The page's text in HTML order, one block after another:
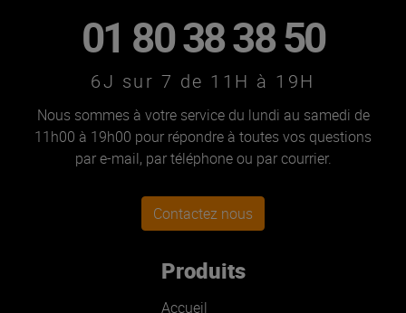
01 80 38 38 50
6J sur 7 de 11H à 19H
Nous sommes à votre service du lundi au samedi de
11h00 à 19h00 pour répondre à toutes vos questions
par e-mail, par téléphone ou par courrier.
Contactez nous
Produits
Accueil